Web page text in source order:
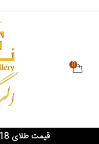
0
قیمت طلای 18 عیار 18,734,000 تومان